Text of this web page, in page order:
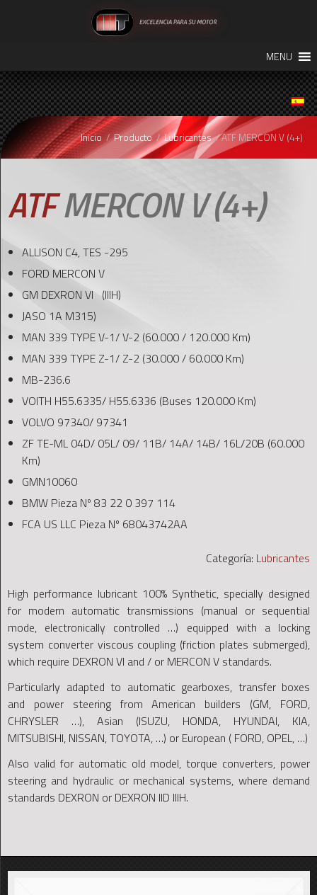
AL
CONTENIDO
MENU
Inicio /Producto/Lubricantes/ ATF MERCON V (4+)
ATFMERCON V (4+)
ALLISON C4, TES -295
FORD MERCON V
GM DEXRON VI (IIIH)
JASO 1A M315)
MAN 339 TYPE V-1/ V-2 (60.000 / 120.000 Km)
MAN 339 TYPE Z-1/ Z-2 (30.000 / 60.000 Km)
MB-236.6
VOITH H55.6335/ H55.6336 (Buses 120.000 Km)
VOLVO 97340/ 97341
ZF TE-ML 04D/ 05L/ 09/ 11B/ 14A/ 14B/ 16L/20B (60.000
Km)
GMN10060
BMW Pieza Nº 83 22 0 397 114
FCA US LLC Pieza Nº 68043742AA
Categoría: Lubricantes
High performance lubricant 100% Synthetic, specially designed
for modern automatic transmissions (manual or sequential
mode, electronically controlled …) equipped with a locking
system converter viscous coupling (friction plates submerged),
which require DEXRON VI and / or MERCON V standards.
Particularly adapted to automatic gearboxes, transfer boxes
and power steering from American builders (GM, FORD,
CHRYSLER …), Asian (ISUZU, HONDA, HYUNDAI, KIA,
MITSUBISHI, NISSAN, TOYOTA, …) or European ( FORD, OPEL, …)
Also valid for automatic old model, torque converters, power
steering and hydraulic or mechanical systems, where demand
standards DEXRON or DEXRON IID IIIH.